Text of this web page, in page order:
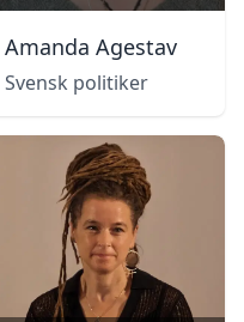
Amanda Agestav
Svensk politiker